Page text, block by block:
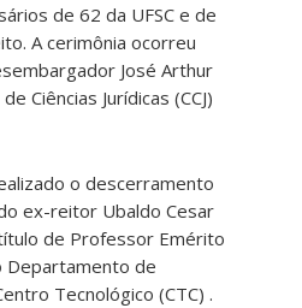
de 62 da UFSC e de
A cerimônia ocorreu
José Arthur
Ciências Jurídicas (CCJ)
o descerramento
ex-reitor Ubaldo Cesar
de Professor Emérito
Departamento de
Tecnológico (CTC) .